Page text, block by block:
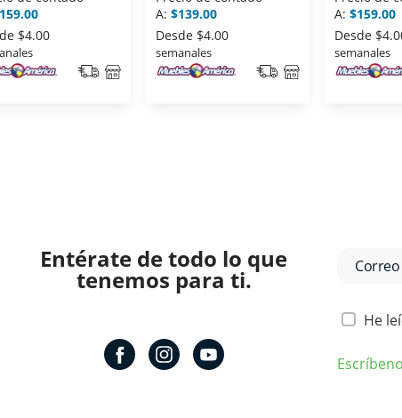
$4.00
A: $139.00
Desde $4.00
semanales
A: $159.00
Desde
semanales
Entérate de todo lo que
tenemos para ti.
He